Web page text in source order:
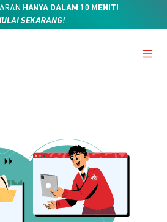
HANYA DALAM 10 MENIT!
SEKARANG!